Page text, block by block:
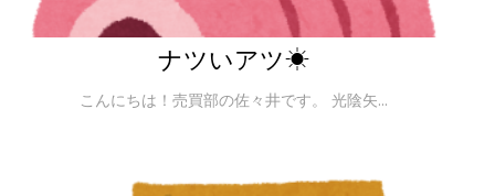
ナツいアツ☀
こんにちは！売買部の佐々井です。 光陰矢...